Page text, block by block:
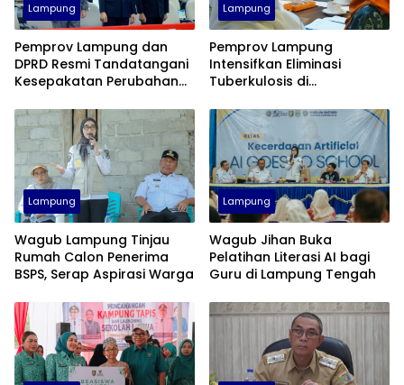
Lampung
Pemprov Lampung dan
DPRD Resmi Tandatangani
Kesepakatan Perubahan
Lampung
Pemprov Lampung
Intensifkan Eliminasi
Tuberkulosis di
2030
Lampung
Wagub Lampung Tinjau
Rumah Calon Penerima
BSPS, Serap Aspirasi Warga
Lampung
Wagub Jihan Buka
Pelatihan Literasi AI bagi
Guru di Lampung Tengah